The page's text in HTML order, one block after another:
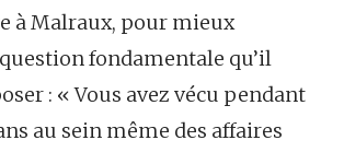
à Malraux, pour mieux
fondamentale qu’il
: « Vous avez vécu pendant
au sein même des affaires